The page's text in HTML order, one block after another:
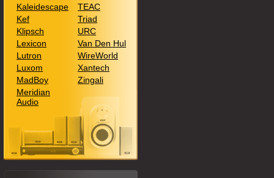
Kaleidescape
Kef
Klipsch
Lexicon
Lutron
Luxom
MadBoy
Meridian
Audio
TEAC
Triad
URC
Van Den Hul
WireWorld
Xantech
Zingali